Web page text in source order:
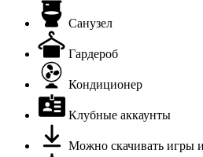
Санузел
Гардероб
Кондиционер
Клубные аккаунты
Можно скачивать игры